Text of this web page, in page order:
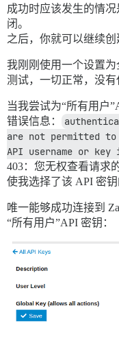
成功时应该发生的情
闭。
之后，你就可以继续创
我刚刚使用一个设置
测试，一切正常，没有
当我尝试为“所有用户
错误信息：
are not permitted to
API username or
403：您无权查看请求
使我选择了该 API 密
唯一能够成功连接到
“所有用户”API 密钥：